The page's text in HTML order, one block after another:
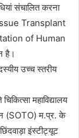
संचालित करना
Transplant
of Human
है।
उच्च स्तरीय
महाविद्यालय
(SOTO) म.प्र. के
इंस्टीट्यूट